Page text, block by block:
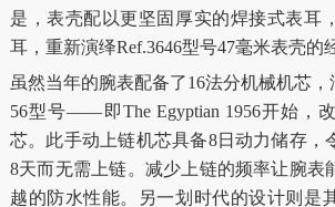
是，表壳配以更坚固厚实的焊接式表耳
耳，重新演绎Ref.3646型号47毫米表壳的
虽然当年的腕表配备了16法分机械机芯，
56型号——即The Egyptian 1956开始，改
芯。此手动上链机芯具备8日动力储存，
8天而无需上链。减少上链的频率让腕表
越的防水性能。另一划时代的设计则是